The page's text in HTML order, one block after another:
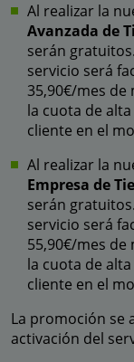
Al realizar la
Avanzada de
serán
servicio será
35,90€/mes
la cuota de
cliente en el
Al realizar la
Empresa de
serán
servicio será
55,90€/mes
la cuota de
cliente en el
La promoción se
activación del